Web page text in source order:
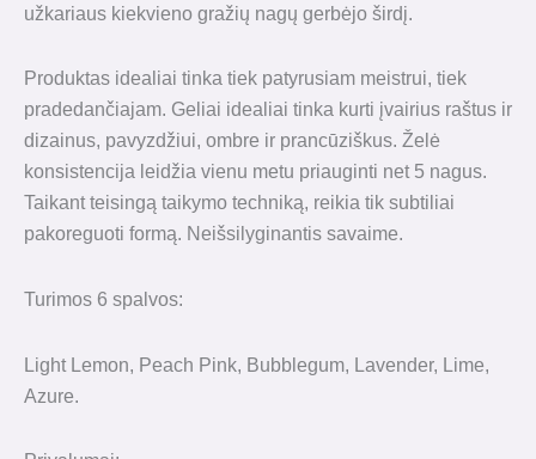
užkariaus kiekvieno gražių nagų gerbėjo širdį.
Produktas idealiai tinka tiek patyrusiam meistrui, tiek
pradedančiajam. Geliai idealiai tinka kurti įvairius raštus ir
dizainus, pavyzdžiui, ombre ir prancūziškus. Želė
konsistencija leidžia vienu metu priauginti net 5 nagus.
Taikant teisingą taikymo techniką, reikia tik subtiliai
pakoreguoti formą. Neišsilyginantis savaime.
Turimos 6 spalvos:
Light Lemon, Peach Pink, Bubblegum, Lavender, Lime,
Azure.